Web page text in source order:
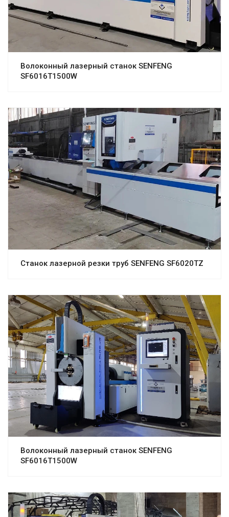
Волоконный лазерный станок SENFENG
SF6016T1500W
Станок лазерной резки труб SENFENG SF6020TZ
Волоконный лазерный станок SENFENG
SF6016T1500W